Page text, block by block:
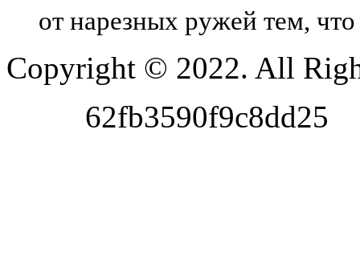
от нарезных ружей тем,
Copyright © 2022. All
62fb3590f9c8dd25